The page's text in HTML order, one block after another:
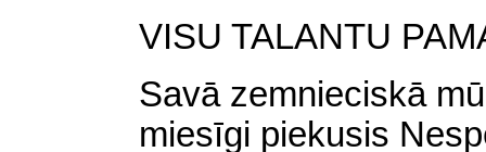
VISU TALANTU
Savā zemnieciskā
miesīgi piekusis